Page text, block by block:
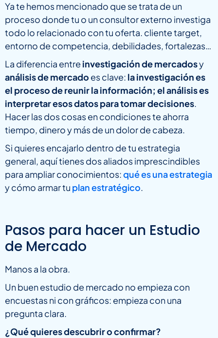
Ya te hemos mencionado que se trata de un
proceso donde tu o un consultor externo investiga
todo lo relacionado con tu oferta. cliente target,
entorno de competencia, debilidades, fortalezas…
La diferencia entre investigación de mercadosy
análisis de mercado es clave: la investigación es
el proceso de reunir la información; el análisis es
interpretar esos datos para tomar decisiones.
Hacer las dos cosas en condiciones te ahorra
tiempo, dinero y más de un dolor de cabeza.
Si quieres encajarlo dentro de tu estrategia
general, aquí tienes dos aliados imprescindibles
para ampliar conocimientos:qué es una estrategia
y cómo armar tu plan estratégico.
Pasos para hacer un Estudio
de Mercado
Manos a la obra.
Un buen estudio de mercado no empieza con
encuestas ni con gráficos: empieza con una
pregunta clara.
¿Qué quieres descubrir o confirmar?